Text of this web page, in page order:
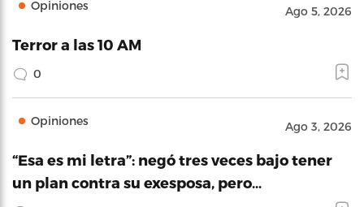
Opiniones Ago 5, 2026
Terror a las 10 AM
0
Opiniones Ago 3, 2026
“Esa es mi letra”: negó tres veces bajo tener
un plan contra su exesposa, pero…